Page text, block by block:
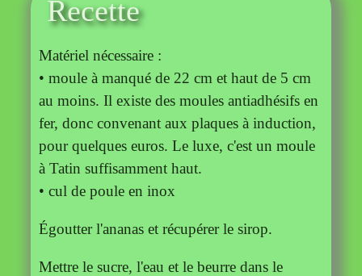
Recette
Matériel nécessaire :
• moule à manqué de 22 cm et haut de 5 cm
au moins. Il existe des moules antiadhésifs en
fer, donc convenant aux plaques à induction,
pour quelques euros. Le luxe, c'est un moule
à Tatin suffisamment haut.
• cul de poule en inox
Égoutter l'ananas et récupérer le sirop.
Mettre le sucre, l'eau et le beurre dans le